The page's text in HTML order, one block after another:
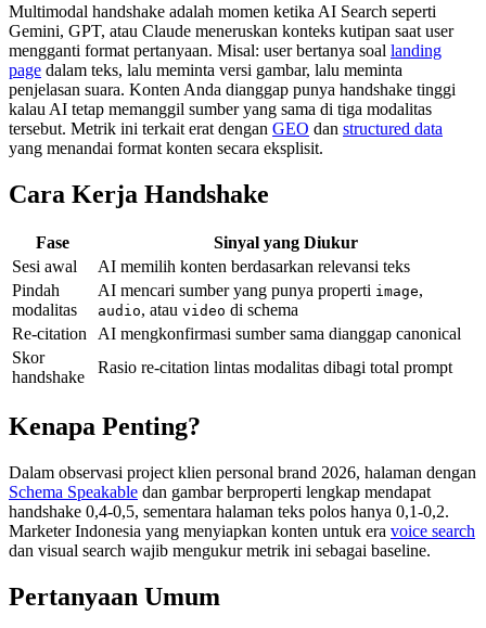
Multimodal handshake adalah momen ketika AI Search seperti
Gemini, GPT, atau Claude meneruskan konteks kutipan saat user
mengganti format pertanyaan. Misal: user bertanya soal landing
page dalam teks, lalu meminta versi gambar, lalu meminta
penjelasan suara. Konten Anda dianggap punya handshake tinggi
kalau AI tetap memanggil sumber yang sama di tiga modalitas
tersebut. Metrik ini terkait erat dengan GEO dan structured data
yang menandai format konten secara eksplisit.
Cara Kerja Handshake
Fase
Sinyal yang Diukur
Sesi awal
AI memilih konten berdasarkan relevansi teks
Pindah
modalitas
AI mencari sumber yang punya properti image,
audio, atau video di schema
Re-citation AI mengkonfirmasi sumber sama dianggap canonical
Skor
handshake
Rasio re-citation lintas modalitas dibagi total prompt
Kenapa Penting?
Dalam observasi project klien personal brand 2026, halaman dengan
Schema Speakable dan gambar berproperti lengkap mendapat
handshake 0,4-0,5, sementara halaman teks polos hanya 0,1-0,2.
Marketer Indonesia yang menyiapkan konten untuk era voice search
dan visual search wajib mengukur metrik ini sebagai baseline.
Pertanyaan Umum